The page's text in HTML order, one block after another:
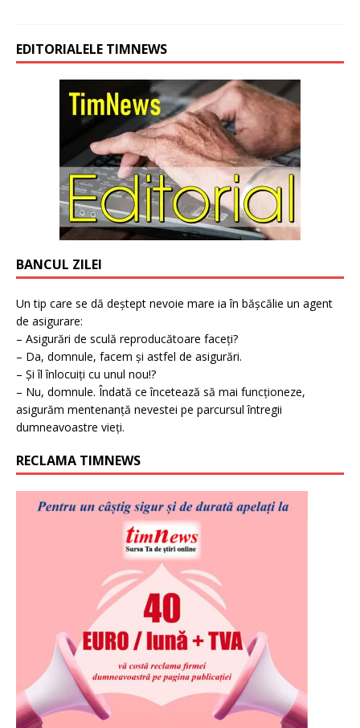
EDITORIALELE TIMNEWS
BANCUL ZILEI
Un tip care se dă deștept nevoie mare ia în bășcălie un agent
de asigurare:
– Asigurări de sculă reproducătoare faceți?
– Da, domnule, facem și astfel de asigurări.
– Și îl înlocuiți cu unul nou!?
– Nu, domnule. Îndată ce încetează să mai funcționeze,
asigurăm mentenanță nevestei pe parcursul întregii
dumneavoastre vieți.
RECLAMA TIMNEWS